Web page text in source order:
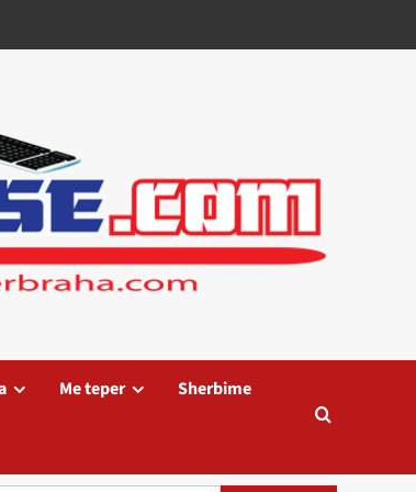
Me teper Sherbime